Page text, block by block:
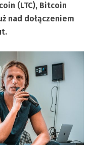
(LTC), Bitcoin
nad dołączeniem